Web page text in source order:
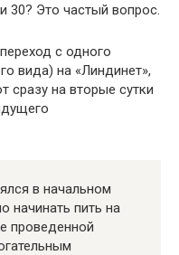
30? Это частый вопрос.
с одного
вида) на «Линдинет»,
сразу на вторые сутки
в начальном
начинать пить на
проведенной